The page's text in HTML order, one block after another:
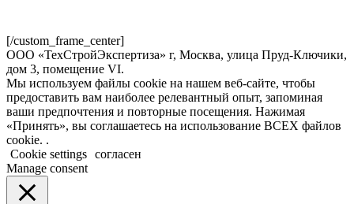
[/custom_frame_center]
ООО «ТехСтройЭкспертиза» г, Москва, улица Пруд-Ключики,
дом 3, помещение VI.
Мы используем файлы cookie на нашем веб-сайте, чтобы
предоставить вам наиболее релевантный опыт, запоминая
ваши предпочтения и повторные посещения. Нажимая
«Принять», вы соглашаетесь на использование ВСЕХ файлов
cookie. .
Cookie settings согласен
Manage consent